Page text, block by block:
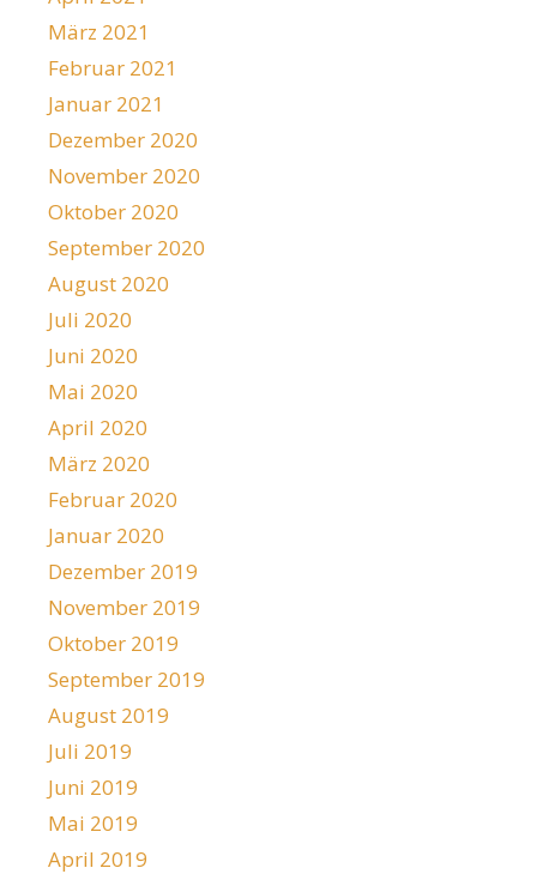
März 2021
Februar 2021
Januar 2021
Dezember 2020
November 2020
Oktober 2020
September 2020
August 2020
Juli 2020
Juni 2020
Mai 2020
April 2020
März 2020
Februar 2020
Januar 2020
Dezember 2019
November 2019
Oktober 2019
September 2019
August 2019
Juli 2019
Juni 2019
Mai 2019
April 2019